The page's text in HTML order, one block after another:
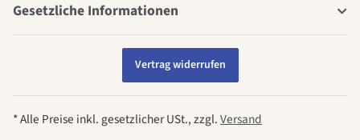
Gesetzliche Informationen
Vertrag widerrufen
* Alle Preise inkl. gesetzlicher USt., zzgl.Versand